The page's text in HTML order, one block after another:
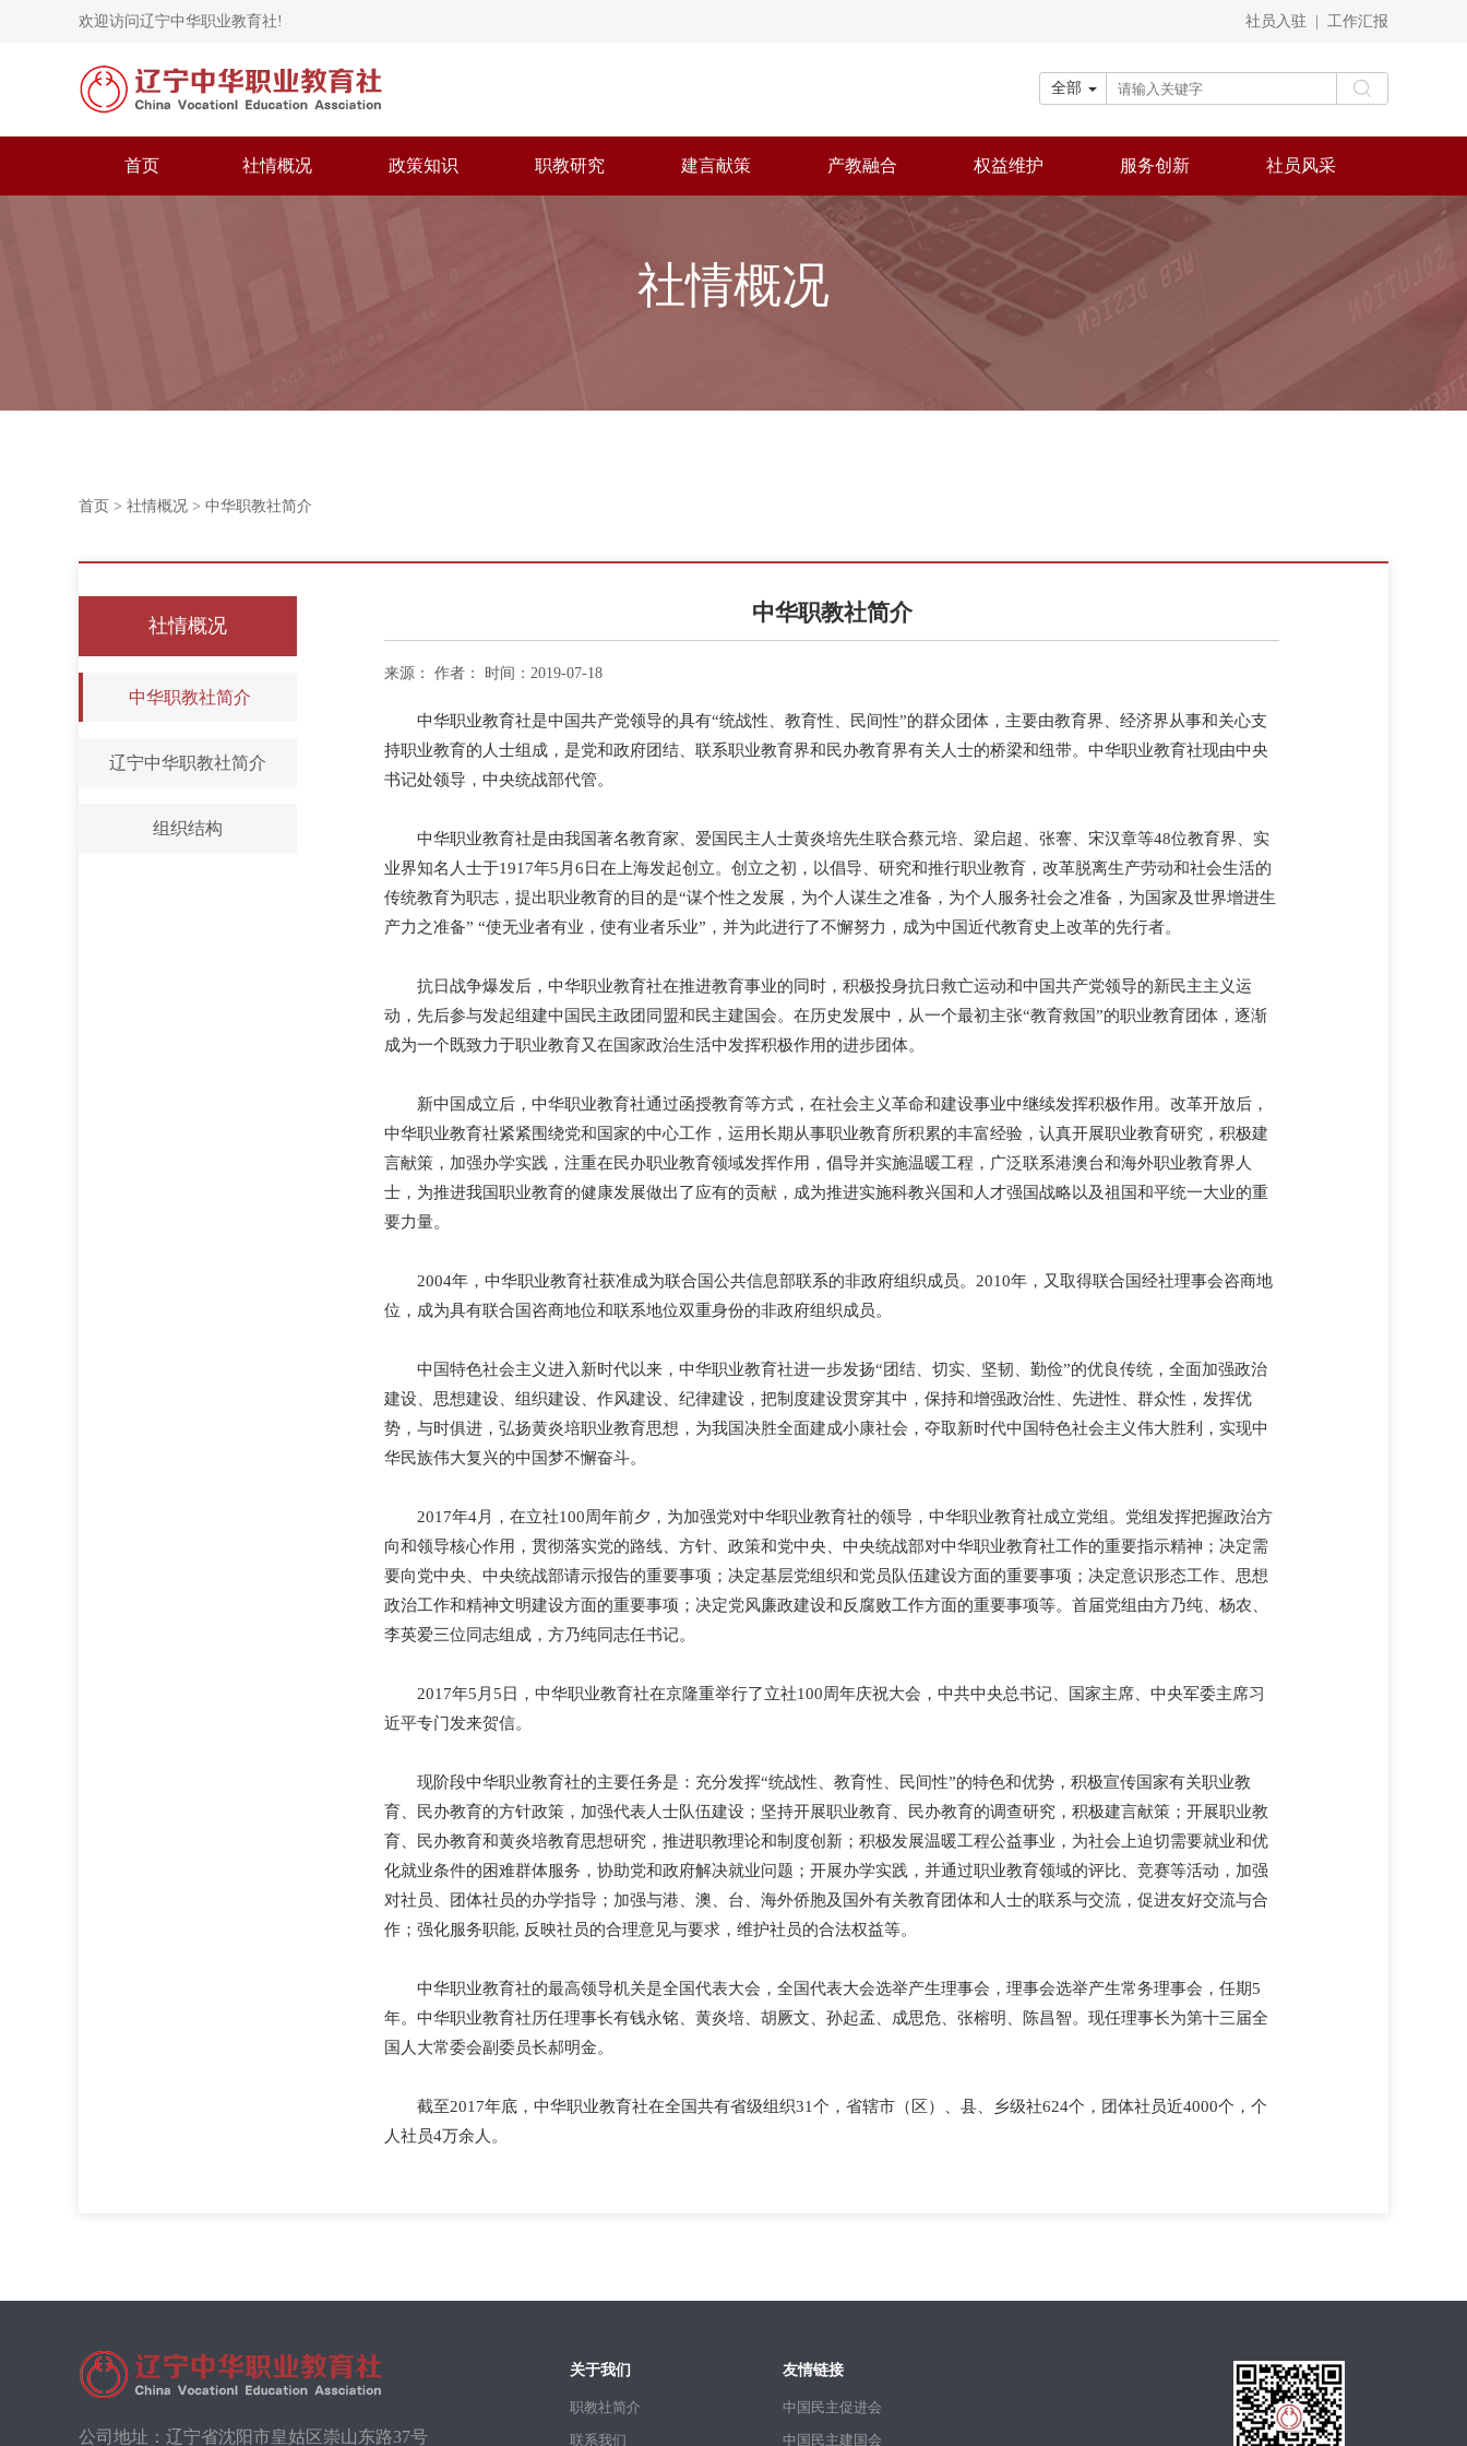
欢迎访问辽宁中华职业教育社! 社员入驻 工作汇报
全部
首页 社情概况 政策知识 职教研究 建言献策 产教融合 权益维护 服务创新 社员风采
社情概况
首页 > 社情概况 > 中华职教社简介
社情概况
中华职教社简介
辽宁中华职教社简介
组织结构
中华职教社简介
来源： 作者： 时间：2019-07-18
中华职业教育社是中国共产党领导的具有“统战性、教育性、民间性”的群众团体，主要由教育界、经济界从事和关心支
持职业教育的人士组成，是党和政府团结、联系职业教育界和民办教育界有关人士的桥梁和纽带。中华职业教育社现由中央
书记处领导，中央统战部代管。
中华职业教育社是由我国著名教育家、爱国民主人士黄炎培先生联合蔡元培、梁启超、张謇、宋汉章等48位教育界、实
业界知名人士于1917年5月6日在上海发起创立。创立之初，以倡导、研究和推行职业教育，改革脱离生产劳动和社会生活的
传统教育为职志，提出职业教育的目的是“谋个性之发展，为个人谋生之准备，为个人服务社会之准备，为国家及世界增进生
产力之准备” “使无业者有业，使有业者乐业”，并为此进行了不懈努力，成为中国近代教育史上改革的先行者。
抗日战争爆发后，中华职业教育社在推进教育事业的同时，积极投身抗日救亡运动和中国共产党领导的新民主主义运
动，先后参与发起组建中国民主政团同盟和民主建国会。在历史发展中，从一个最初主张“教育救国”的职业教育团体，逐渐
成为一个既致力于职业教育又在国家政治生活中发挥积极作用的进步团体。
新中国成立后，中华职业教育社通过函授教育等方式，在社会主义革命和建设事业中继续发挥积极作用。改革开放后，
中华职业教育社紧紧围绕党和国家的中心工作，运用长期从事职业教育所积累的丰富经验，认真开展职业教育研究，积极建
言献策，加强办学实践，注重在民办职业教育领域发挥作用，倡导并实施温暖工程，广泛联系港澳台和海外职业教育界人
士，为推进我国职业教育的健康发展做出了应有的贡献，成为推进实施科教兴国和人才强国战略以及祖国和平统一大业的重
要力量。
2004年，中华职业教育社获准成为联合国公共信息部联系的非政府组织成员。2010年，又取得联合国经社理事会咨商地
位，成为具有联合国咨商地位和联系地位双重身份的非政府组织成员。
中国特色社会主义进入新时代以来，中华职业教育社进一步发扬“团结、切实、坚韧、勤俭”的优良传统，全面加强政治
建设、思想建设、组织建设、作风建设、纪律建设，把制度建设贯穿其中，保持和增强政治性、先进性、群众性，发挥优
势，与时俱进，弘扬黄炎培职业教育思想，为我国决胜全面建成小康社会，夺取新时代中国特色社会主义伟大胜利，实现中
华民族伟大复兴的中国梦不懈奋斗。
2017年4月，在立社100周年前夕，为加强党对中华职业教育社的领导，中华职业教育社成立党组。党组发挥把握政治方
向和领导核心作用，贯彻落实党的路线、方针、政策和党中央、中央统战部对中华职业教育社工作的重要指示精神；决定需
要向党中央、中央统战部请示报告的重要事项；决定基层党组织和党员队伍建设方面的重要事项；决定意识形态工作、思想
政治工作和精神文明建设方面的重要事项；决定党风廉政建设和反腐败工作方面的重要事项等。首届党组由方乃纯、杨农、
李英爱三位同志组成，方乃纯同志任书记。
2017年5月5日，中华职业教育社在京隆重举行了立社100周年庆祝大会，中共中央总书记、国家主席、中央军委主席习
近平专门发来贺信。
现阶段中华职业教育社的主要任务是：充分发挥“统战性、教育性、民间性”的特色和优势，积极宣传国家有关职业教
育、民办教育的方针政策，加强代表人士队伍建设；坚持开展职业教育、民办教育的调查研究，积极建言献策；开展职业教
育、民办教育和黄炎培教育思想研究，推进职教理论和制度创新；积极发展温暖工程公益事业，为社会上迫切需要就业和优
化就业条件的困难群体服务，协助党和政府解决就业问题；开展办学实践，并通过职业教育领域的评比、竞赛等活动，加强
对社员、团体社员的办学指导；加强与港、澳、台、海外侨胞及国外有关教育团体和人士的联系与交流，促进友好交流与合
作；强化服务职能, 反映社员的合理意见与要求，维护社员的合法权益等。
中华职业教育社的最高领导机关是全国代表大会，全国代表大会选举产生理事会，理事会选举产生常务理事会，任期5
年。中华职业教育社历任理事长有钱永铭、黄炎培、胡厥文、孙起孟、成思危、张榕明、陈昌智。现任理事长为第十三届全
国人大常委会副委员长郝明金。
截至2017年底，中华职业教育社在全国共有省级组织31个，省辖市（区）、县、乡级社624个，团体社员近4000个，个
人社员4万余人。
公司地址：辽宁省沈阳市皇姑区崇山东路37号
关于我们
职教社简介
联系我们
友情链接
中国民主促进会
中国民主建国会